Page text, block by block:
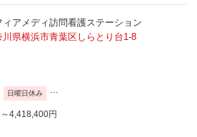
ィアメディ訪問看護ステーション
川県横浜市青葉区しらとり台1-8
日曜日休み ...
4,418,400円